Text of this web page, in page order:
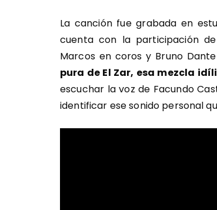
La canción fue grabada en
cuenta con la participación
Marcos en coros y Bruno
pura de El Zar, esa mezcla
escuchar la voz de Facundo
identificar ese sonido personal